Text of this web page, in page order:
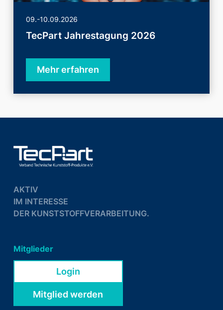
09.-10.09.2026
TecPart Jahrestagung 2026
Mehr erfahren
AKTIV
IM INTERESSE
DER KUNSTSTOFFVERARBEITUNG.
Mitglieder
Login
Mitglied werden